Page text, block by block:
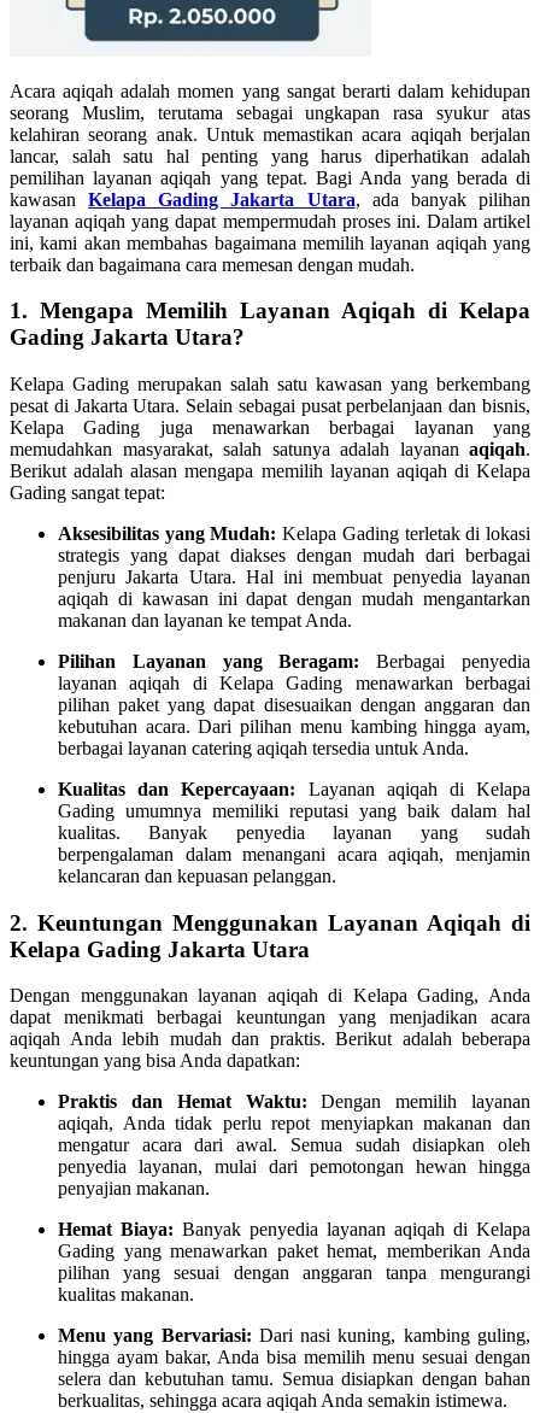
Acara aqiqah adalah momen yang sangat berarti dalam kehidupan
seorang Muslim, terutama sebagai ungkapan rasa syukur atas
kelahiran seorang anak. Untuk memastikan acara aqiqah berjalan
lancar, salah satu hal penting yang harus diperhatikan adalah
pemilihan layanan aqiqah yang tepat. Bagi Anda yang berada di
kawasanKelapa Gading Jakarta Utara, ada banyak pilihan
layanan aqiqah yang dapat mempermudah proses ini. Dalam artikel
ini, kami akan membahas bagaimana memilih layanan aqiqah yang
terbaik dan bagaimana cara memesan dengan mudah.
1. Mengapa Memilih Layanan Aqiqah di Kelapa
Gading Jakarta Utara?
Kelapa Gading merupakan salah satu kawasan yang berkembang
pesat di Jakarta Utara. Selain sebagai pusat perbelanjaan dan bisnis,
Kelapa Gading juga menawarkan berbagai layanan yang
memudahkan masyarakat, salah satunya adalah layanan aqiqah.
Berikut adalah alasan mengapa memilih layanan aqiqah di Kelapa
Gading sangat tepat:
Aksesibilitas yang Mudah: Kelapa Gading terletak di lokasi
strategis yang dapat diakses dengan mudah dari berbagai
penjuru Jakarta Utara. Hal ini membuat penyedia layanan
aqiqah di kawasan ini dapat dengan mudah mengantarkan
makanan dan layanan ke tempat Anda.
Pilihan Layanan yang Beragam: Berbagai penyedia
layanan aqiqah di Kelapa Gading menawarkan berbagai
pilihan paket yang dapat disesuaikan dengan anggaran dan
kebutuhan acara. Dari pilihan menu kambing hingga ayam,
berbagai layanan catering aqiqah tersedia untuk Anda.
Kualitas dan Kepercayaan: Layanan aqiqah di Kelapa
Gading umumnya memiliki reputasi yang baik dalam hal
kualitas. Banyak penyedia layanan yang sudah
berpengalaman dalam menangani acara aqiqah, menjamin
kelancaran dan kepuasan pelanggan.
2. Keuntungan Menggunakan Layanan Aqiqah di
Kelapa Gading Jakarta Utara
Dengan menggunakan layanan aqiqah di Kelapa Gading, Anda
dapat menikmati berbagai keuntungan yang menjadikan acara
aqiqah Anda lebih mudah dan praktis. Berikut adalah beberapa
keuntungan yang bisa Anda dapatkan:
Praktis dan Hemat Waktu: Dengan memilih layanan
aqiqah, Anda tidak perlu repot menyiapkan makanan dan
mengatur acara dari awal. Semua sudah disiapkan oleh
penyedia layanan, mulai dari pemotongan hewan hingga
penyajian makanan.
Hemat Biaya: Banyak penyedia layanan aqiqah di Kelapa
Gading yang menawarkan paket hemat, memberikan Anda
pilihan yang sesuai dengan anggaran tanpa mengurangi
kualitas makanan.
Menu yang Bervariasi: Dari nasi kuning, kambing guling,
hingga ayam bakar, Anda bisa memilih menu sesuai dengan
selera dan kebutuhan tamu. Semua disiapkan dengan bahan
berkualitas, sehingga acara aqiqah Anda semakin istimewa.